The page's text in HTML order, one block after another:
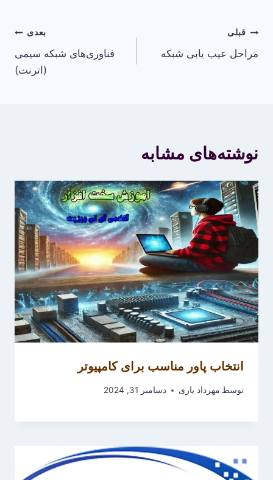
راهبری
نوشته
قبلی
مراحل عیب یابی شبکه
بعدی
فناوری‌های شبکه سیمی
(اترنت)
نوشته‌های مشابه
انتخاب پاور مناسب برای کامپیوتر
توسط مهرداد یاری دسامبر 31, 2024